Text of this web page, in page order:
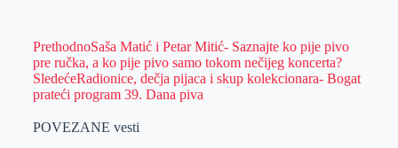
PrethodnoSaša Matić i Petar Mitić- Saznajte ko pije pivo
pre ručka, a ko pije pivo samo tokom nečijeg koncerta?
SledećeRadionice, dečja pijaca i skup kolekcionara- Bogat
prateći program 39. Dana piva
POVEZANE vesti